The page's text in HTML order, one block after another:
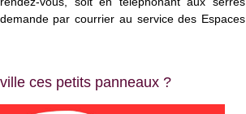
par courrier au service des Espaces
ces petits panneaux ?